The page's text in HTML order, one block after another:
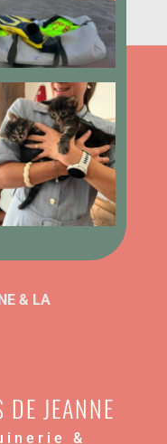
& LA
JEANNE
&